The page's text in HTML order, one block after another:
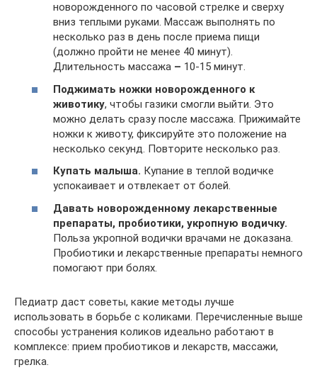
новорожденного по часовой стрелке и сверху
вниз теплыми руками. Массаж выполнять по
несколько раз в день после приема пищи
(должно пройти не менее 40 минут).
Длительность массажа – 10-15 минут.
Поджимать ножки новорожденного к
животику, чтобы газики смогли выйти. Это
можно делать сразу после массажа. Прижимайте
ножки к животу, фиксируйте это положение на
несколько секунд. Повторите несколько раз.
Купать малыша. Купание в теплой водичке
успокаивает и отвлекает от болей.
Давать новорожденному лекарственные
препараты, пробиотики, укропную водичку.
Польза укропной водички врачами не доказана.
Пробиотики и лекарственные препараты немного
помогают при болях.
Педиатр даст советы, какие методы лучше
использовать в борьбе с коликами. Перечисленные выше
способы устранения коликов идеально работают в
комплексе: прием пробиотиков и лекарств, массажи,
грелка.